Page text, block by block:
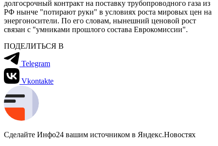
долгосрочный контракт на поставку трубопроводного газа из
РФ нынче "потирают руки" в условиях роста мировых цен на
энергоносители. По его словам, нынешний ценовой рост
связан с "умниками прошлого состава Еврокомиссии".
ПОДЕЛИТЬСЯ В
Telegram
Vkontakte
Сделайте Инфо24 вашим источником в Яндекс.Новостях